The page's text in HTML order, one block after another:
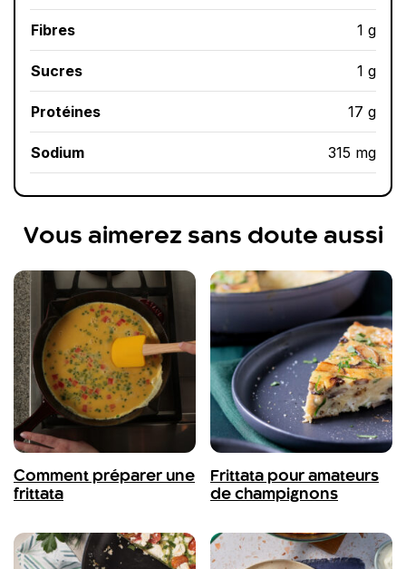
Fibres 1 g
Sucres 1 g
Protéines 17 g
Sodium 315 mg
Vous aimerez sans doute aussi
Comment préparer une
frittata
Frittata pour amateurs
de champignons